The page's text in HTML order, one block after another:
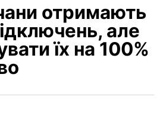
отримають
але
їх на 100%